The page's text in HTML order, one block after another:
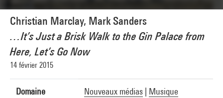
Christian Marclay, Mark Sanders
…It’s Just a Brisk Walk to the Gin Palace from
Here, Let’s Go Now
14 février 2015
Domaine Nouveaux médias Musique